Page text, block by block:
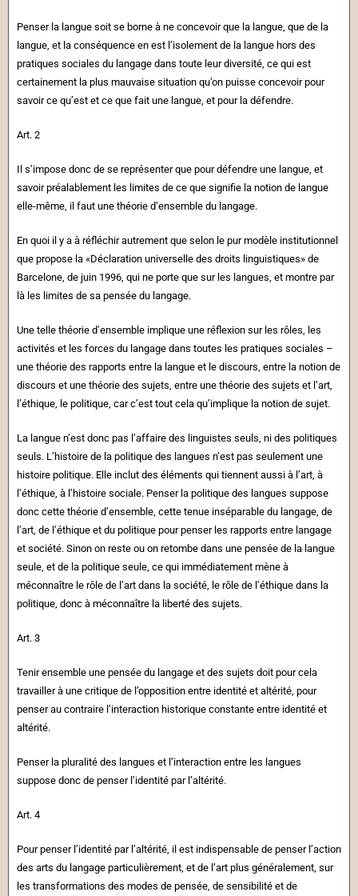
Penser la langue soit se borne à ne concevoir que la langue, que de la
langue, et la conséquence en est l’isolement de la langue hors des
pratiques sociales du langage dans toute leur diversité, ce qui est
certainement la plus mauvaise situation qu’on puisse concevoir pour
savoir ce qu’est et ce que fait une langue, et pour la défendre.
Art. 2
Il s’impose donc de se représenter que pour défendre une langue, et
savoir préalablement les limites de ce que signifie la notion de langue
elle-même, il faut une théorie d’ensemble du langage.
En quoi il y a à réfléchir autrement que selon le pur modèle institutionnel
que propose la «Déclaration universelle des droits linguistiques» de
Barcelone, de juin 1996, qui ne porte que sur les langues, et montre par
là les limites de sa pensée du langage.
Une telle théorie d’ensemble implique une réflexion sur les rôles, les
activités et les forces du langage dans toutes les pratiques sociales –
une théorie des rapports entre la langue et le discours, entre la notion de
discours et une théorie des sujets, entre une théorie des sujets et l’art,
l’éthique, le politique, car c’est tout cela qu’implique la notion de sujet.
La langue n’est donc pas l’affaire des linguistes seuls, ni des politiques
seuls. L’histoire de la politique des langues n’est pas seulement une
histoire politique. Elle inclut des éléments qui tiennent aussi à l’art, à
l’éthique, à l’histoire sociale. Penser la politique des langues suppose
donc cette théorie d’ensemble, cette tenue inséparable du langage, de
l’art, de l’éthique et du politique pour penser les rapports entre langage
et société. Sinon on reste ou on retombe dans une pensée de la langue
seule, et de la politique seule, ce qui immédiatement mène à
méconnaître le rôle de l’art dans la société, le rôle de l’éthique dans la
politique, donc à méconnaître la liberté des sujets.
Art. 3
Tenir ensemble une pensée du langage et des sujets doit pour cela
travailler à une critique de l’opposition entre identité et altérité, pour
penser au contraire l’interaction historique constante entre identité et
altérité.
Penser la pluralité des langues et l’interaction entre les langues
suppose donc de penser l’identité par l’altérité.
Art. 4
Pour penser l’identité par l’altérité, il est indispensable de penser l’action
des arts du langage particulièrement, et de l’art plus généralement, sur
les transformations des modes de pensée, de sensibilité et de